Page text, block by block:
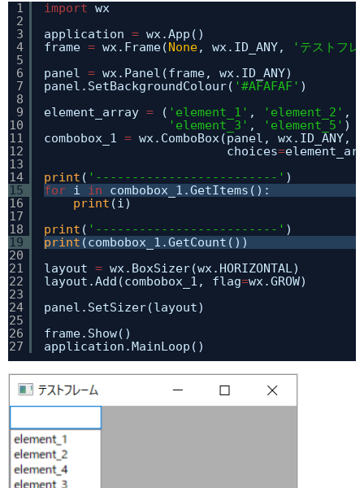
1
2
3
4
5
6
7
8
9
10
11
12
13
14
15
16
17
18
19
20
21
22
23
24
25
26
27
import wx
application = wx.App()
frame = wx.Frame(None, wx.ID_ANY,
'テストフ
panel = wx.Panel(frame, wx.ID_ANY)
panel.SetBackgroundColour( '#AFAFAF' )
element_array = ( 'element_1' , 'element_2' ,
'element_3' , 'element_5' )
combobox_1 = wx.ComboBox(panel,
choices=
print ( '-------------------------' )
for i in
combobox_1.GetItems():
print (i)
print ( '-------------------------' )
print (combobox_1.GetCount())
layout = wx.BoxSizer(wx.HORIZONTAL)
layout.Add(combobox_1, flag=wx.GROW)
panel.SetSizer(layout)
frame.Show()
application.MainLoop()